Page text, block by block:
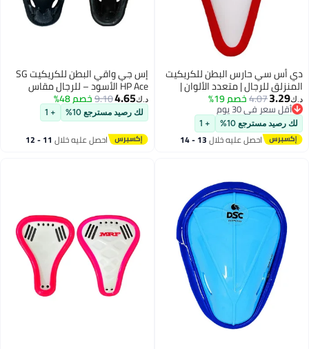
دي أس سي حارس البطن للكريكيت
المنزلق للرجال | متعدد الألوان |
الحجم - رجال| الوسادة | معدات
السلامة | الراحة الملائمة | الحماية
من الصدمات
د.ك‏3.29
4.07خصم 19%
أقل سعر في 30 يوم
أقل سعر في 30 يوم
لك رصيد مسترجع 10%
احصل عليه خلال 13 - 14
إس جي واقي البطن للكريكيت SG
HP Ace الأسود – للرجال مقاس
البالغين بحواف مبطنة بالمطاطد.ك‏4.65
9.10خصم 48%
لك رصيد مسترجع 10%
احصل عليه خلال 11 - 12